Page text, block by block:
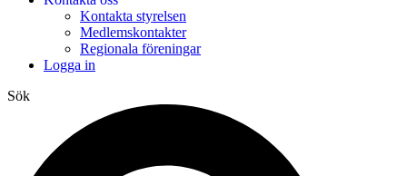
Kontakta styrelsen
Medlemskontakter
Regionala föreningar
Logga in
Sök